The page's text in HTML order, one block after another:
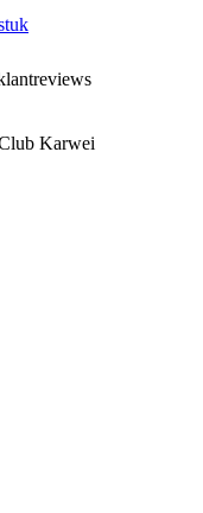
Karwei